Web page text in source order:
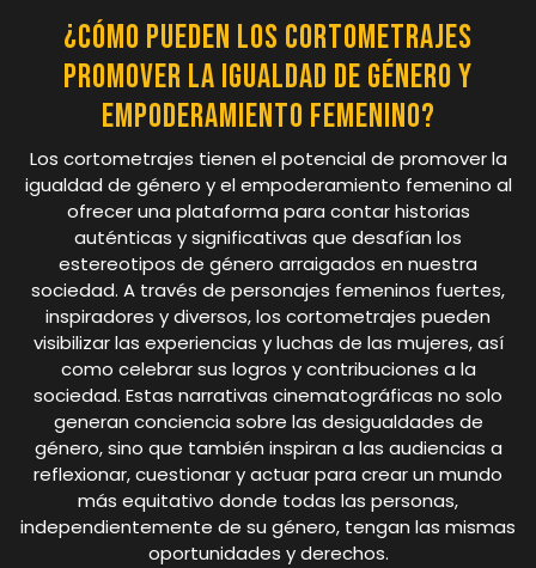
¿Cómo pueden los cortometrajes
promover la igualdad de género y
empoderamiento femenino?
Los cortometrajes tienen el potencial de promover la
igualdad de género y el empoderamiento femenino al
ofrecer una plataforma para contar historias
auténticas y significativas que desafían los
estereotipos de género arraigados en nuestra
sociedad. A través de personajes femeninos fuertes,
inspiradores y diversos, los cortometrajes pueden
visibilizar las experiencias y luchas de las mujeres, así
como celebrar sus logros y contribuciones a la
sociedad. Estas narrativas cinematográficas no solo
generan conciencia sobre las desigualdades de
género, sino que también inspiran a las audiencias a
reflexionar, cuestionar y actuar para crear un mundo
más equitativo donde todas las personas,
independientemente de su género, tengan las mismas
oportunidades y derechos.